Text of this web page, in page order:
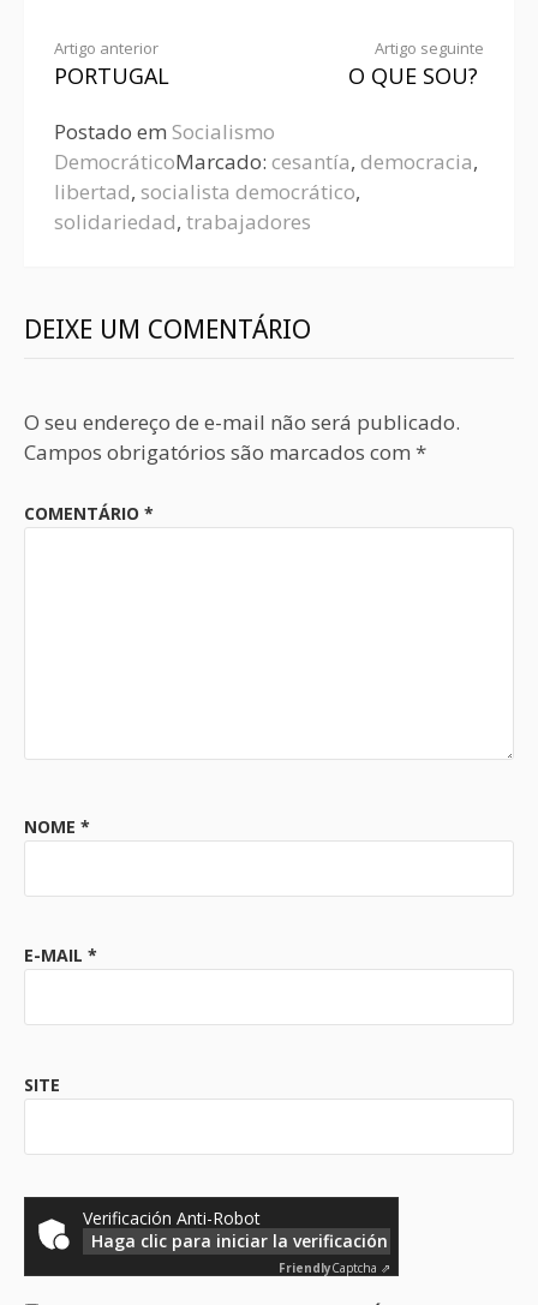
Artigo anterior
PORTUGAL
Artigo seguinte
O QUE SOU?
Postado em Socialismo
DemocráticoMarcado: cesantía, democracia,
libertad, socialista democrático,
solidariedad, trabajadores
DEIXE UM COMENTÁRIO
O seu endereço de e-mail não será publicado.
Campos obrigatórios são marcados com *
COMENTÁRIO *
NOME *
E-MAIL *
SITE
Verificación Anti-Robot
Haga clic para iniciar la verificación
FriendlyCaptcha ⇗